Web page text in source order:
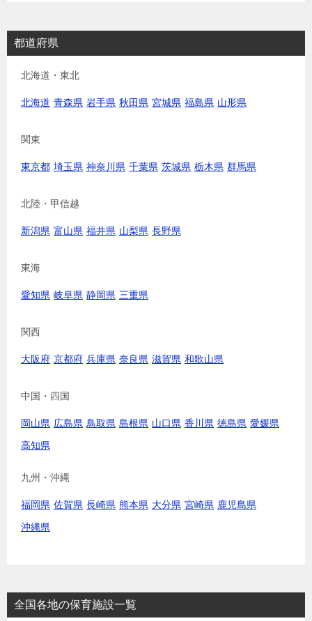
都道府県
北海道・東北
北海道 青森県 岩手県 秋田県 宮城県 福島県 山形県
関東
東京都 埼玉県 神奈川県 千葉県 茨城県 栃木県 群馬県
北陸・甲信越
新潟県 富山県 福井県 山梨県 長野県
東海
愛知県 岐阜県 静岡県 三重県
関西
大阪府 京都府 兵庫県 奈良県 滋賀県 和歌山県
中国・四国
岡山県 広島県 鳥取県 島根県 山口県 香川県 徳島県 愛媛県
高知県
九州・沖縄
福岡県 佐賀県 長崎県 熊本県 大分県 宮崎県 鹿児島県
沖縄県
全国各地の保育施設一覧